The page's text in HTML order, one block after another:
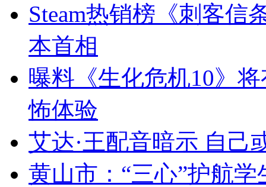
Steam热销榜《刺客信
本首相
曝料《生化危机10》
怖体验
艾达·王配音暗示 自己
黄山市：“三心”护航